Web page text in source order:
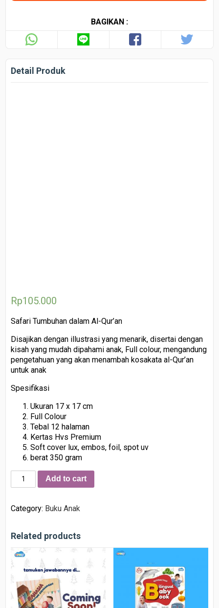
BAGIKAN :
Detail Produk
Rp105.000
Safari Tumbuhan dalam Al-Qur’an
Disajikan dengan illustrasi yang menarik, disertai dengan
kisah yang mudah dipahami anak, Full colour, mengandung
pengetahuan yang akan menambah kosakata al-Qur’an
untuk anak
Spesifikasi
Ukuran 17 x 17 cm
Full Colour
Tebal 12 halaman
Kertas Hvs Premium
Soft cover lux, embos, foil, spot uv
berat 350 gram
Add to cart
Category: Buku Anak
Related products